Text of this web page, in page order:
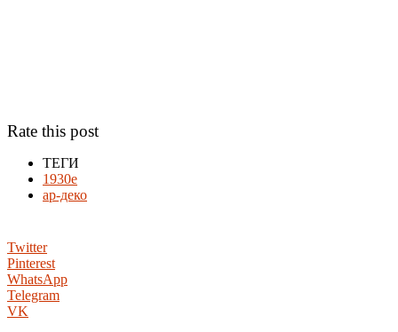
Rate this post
ТЕГИ
1930е
ар-деко
Twitter
Pinterest
WhatsApp
Telegram
VK